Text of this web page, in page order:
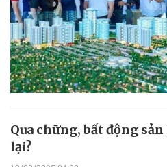
Qua chững, bất động
lại?